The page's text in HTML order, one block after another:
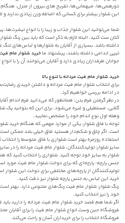
دورهمی‌ها، میهمانی‌ها، تفریح های بیرون از منزل، هنگام
این شلوار بیشتر برای کسانی که اضافه وزن زیادی ندارند
شما می‌توانید این شلوار جذاب و زیبا را با انواع
کتان ست کنید. البته لازم به ذکر است که باید بین رنگ
داشته باشد. بسیاری از آقایان به شلوارها و لباس‌های تنگ
تیپی اندامی داشته باشند، پیشنهاد ماخرید شلوار مام
جوانان طرفداران زیادی دارد و آقایان می‌توانند آن را با
خرید شلوار مام فیت مردانه با تنوع بالا
برای انتخاب شلوار مام فیت مردانه و داشتن خریدی
در ادامه بررسی خواهیم کرد.
در نظر گرفتن فرم بدن: همانطور که می‌دانید فرم اندام
گلابی، مستطیلی و غیره می‌شود. برای این که بتوانید یک
وهله اول نوع اندام خود را مشخص نمایید.
توجه با فاق شلوار: یکی از موارد مهمی که هنگام خرید
است. اگر چاق و شکم‌دار هستید فاق خیلی بلند ممکن
استفاده روزمره بهتر است شلواری با فاق متوسط را انتخاب
سایز شلوار: تولیدکنندگان، شلوار مام فیت مردانه را در
شلوار به سایز خود توجه کنید. شلواری را انتخاب کنید که
جنس پارچه: پارچه‌ای که برای دوخت شلوار مام فیت مورد
تولیدکنندگان از پارچه‌های مختلفی برای دوخت این شلوار
خرید این لباس به جنس پارچه شلوار نیز دقت کنید.
رنگ شلوار: شلوار مام فیت رنگ‌های متنوعی دارد. بهتر
خود را نیز انتخاب کنید.
اگر شما هم قصد خرید شلوار مام فیت مردانه را دارید باید
فروشگاه جین وست انواع شلوار مام فیت را برای آقایان
فروشگاه انتخاب را برای خریداران آسان‌ و راحت می‌کند.